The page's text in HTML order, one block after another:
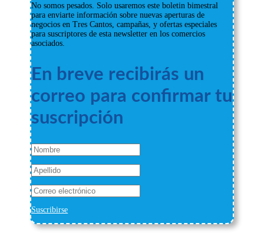
No somos pesados. Solo usaremos este boletin bimestral
para enviarte información sobre nuevas aperturas de
negocios en Tres Cantos, campañas, y ofertas especiales
para suscriptores de esta newsletter en los comercios
asociados.
En breve recibirás un
correo para confirmar tu
suscripción
Suscribirse